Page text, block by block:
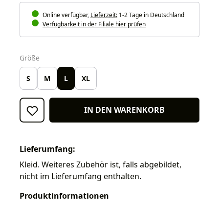
Online verfügbar, Lieferzeit: 1-2 Tage in Deutschland
Verfügbarkeit in der Filiale hier prüfen
Größe
S M L XL
IN DEN WARENKORB
Lieferumfang:
Kleid. Weiteres Zubehör ist, falls abgebildet,
nicht im Lieferumfang enthalten.
Produktinformationen